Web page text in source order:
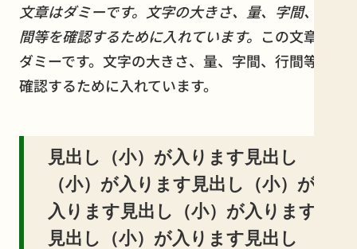
文章はダミーです。文字の大きさ、量、字間、行
間等を確認するために入れています。 この文章は
ダミーです。文字の大きさ、量、字間、行間等を
確認するために入れています。
見出し（小）が入ります見出し
（小）が入ります見出し（小）が
入ります見出し（小）が入ります
見出し（小）が入ります見出し